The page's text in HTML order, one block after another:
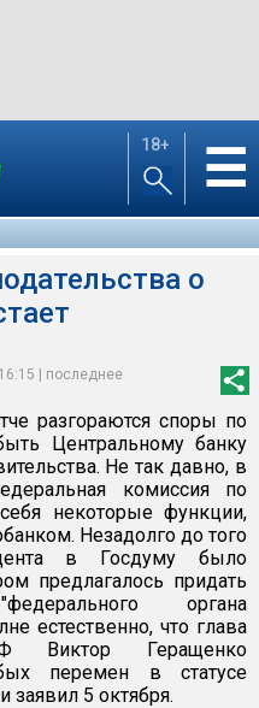
18+ ☰
о
| последнее
разгораются споры по
Центральному банку
Не так давно, в
комиссия по
некоторые функции,
Незадолго до того
в Госдуму было
предлагалось придать
органа
естественно, что глава
Виктор Геращенко
перемен в статусе
заявил 5 октября.